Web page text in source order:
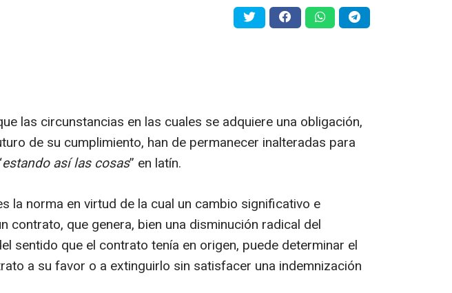
las circunstancias en las cuales se adquiere una obligación,
de su cumplimiento, han de permanecer inalteradas para
estando así las cosas” en latín.
la norma en virtud de la cual un cambio significativo e
que genera, bien una disminución radical del
sentido que el contrato tenía en origen, puede determinar el
a su favor o a extinguirlo sin satisfacer una indemnización